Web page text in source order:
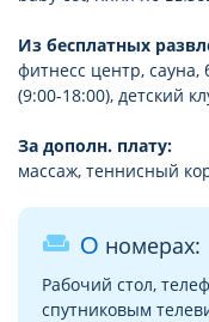
Из бесплатных
фитнесс центр,
(9:00-18:00), детский
За дополн. плату:
массаж, теннисный
weekend О номерах:
Pабочий стол,
спутниковым